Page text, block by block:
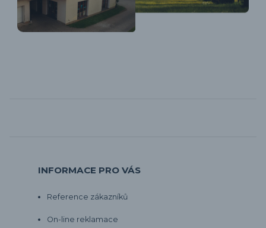
INFORMACE PRO VÁS
Reference zákazníků
On-line reklamace